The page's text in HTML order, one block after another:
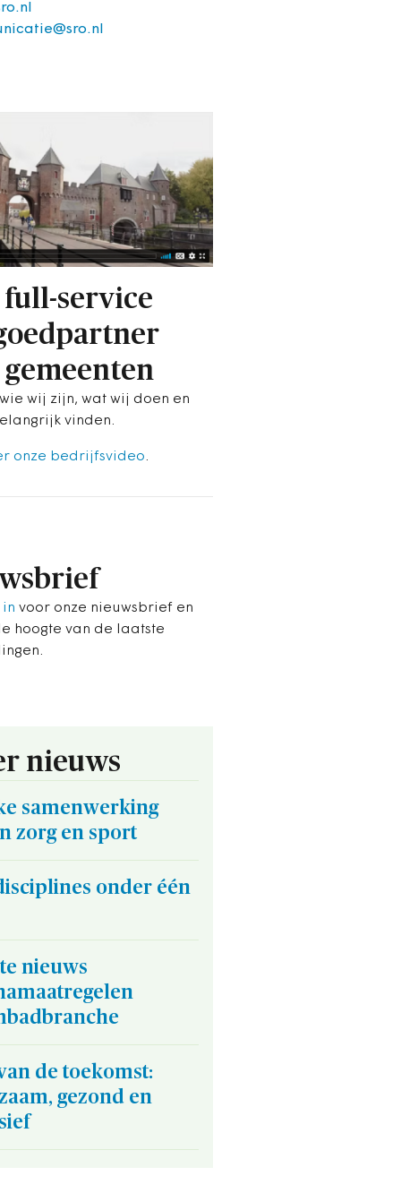
full-service
wij zijn, wat wij doen en
vinden.
onze bedrijfsvideo.
voor onze nieuwsbrief en
hoogte van de laatste
nieuws
samenwerking
zorg en sport
onder één
nieuws
de toekomst:
gezond en